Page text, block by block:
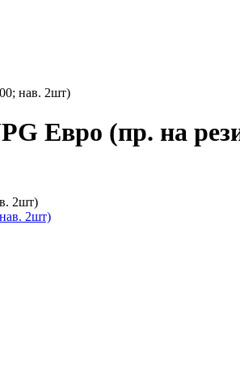
нав. 2шт)
Евро (пр. на
2шт)